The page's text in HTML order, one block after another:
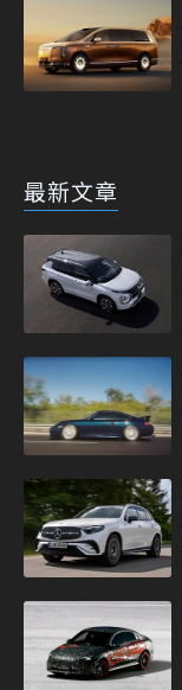
最新文章